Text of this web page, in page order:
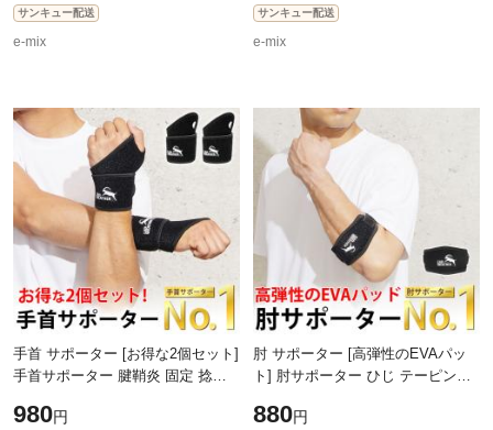
サンキュー配送
e-mix
サンキュー配送
e-mix
手首 サポーター [お得な2個セット]
手首サポーター 腱鞘炎 固定 捻挫
サポーター手首用 人気 ランキン
980円
肘 サポーター [高弾性のEVAパッ
ト] 肘サポーター ひじ テーピング
用 人気 ランキング おすすめ スポ
880円